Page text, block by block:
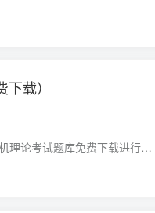
载）
理论考试题库免费下载进行解